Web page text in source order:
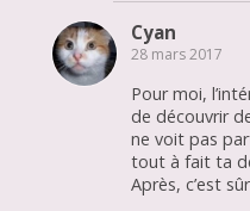
Cyan
28 mars 2017
Pour moi,
de découvrir
ne voit pas
tout à fait ta
Après, c’est